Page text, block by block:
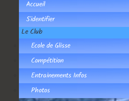
Accueil
S'identifier
Le Club
Ecole de Glisse
Compétition
Entrainements Infos
Photos